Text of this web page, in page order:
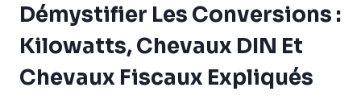
Démystifier Les Conversions :
Kilowatts, Chevaux DIN Et
Chevaux Fiscaux Expliqués